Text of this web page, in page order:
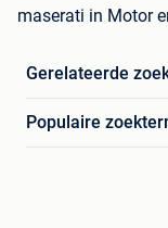
maserati in Motor
Gerelateerde
Populaire